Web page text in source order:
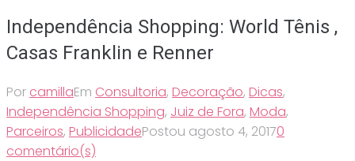
Independência Shopping: World Tênis ,
Casas Franklin e Renner
Por camillaEm Consultoria, Decoração, Dicas,
Independência Shopping, Juiz de Fora, Moda,
Parceiros, PublicidadePostou agosto 4, 20170
comentário(s)